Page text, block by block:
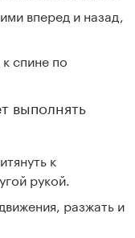
вперед и назад,
спине по
выполнять
к
рукой.
разжать и